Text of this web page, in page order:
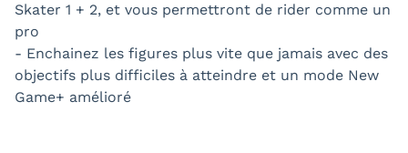
Skater 1 + 2, et vous permettront de rider comme un
pro
- Enchainez les figures plus vite que jamais avec des
objectifs plus difficiles à atteindre et un mode New
Game+ amélioré